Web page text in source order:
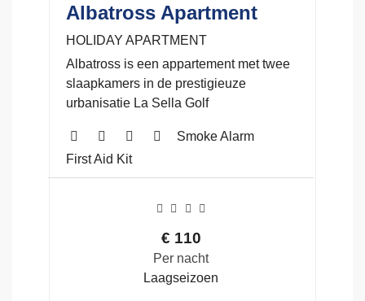
Albatross Apartment
HOLIDAY APARTMENT
Albatross is een appartement met twee
slaapkamers in de prestigieuze
urbanisatie La Sella Golf
Smoke Alarm
First Aid Kit
€ 110
Per nacht
Laagseizoen